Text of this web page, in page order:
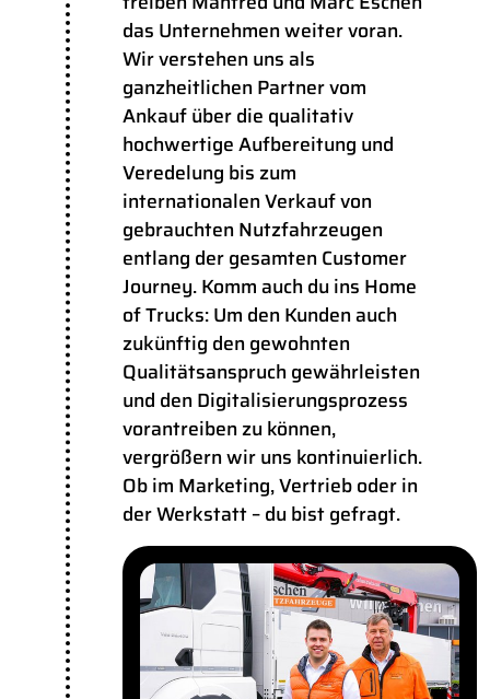
das Unternehmen weiter voran.
Wir verstehen uns als
ganzheitlichen Partner vom
Ankauf über die qualitativ
hochwertige Aufbereitung und
Veredelung bis zum
internationalen Verkauf von
gebrauchten Nutzfahrzeugen
entlang der gesamten Customer
Journey. Komm auch du ins Home
of Trucks: Um den Kunden auch
zukünftig den gewohnten
Qualitätsanspruch gewährleisten
und den Digitalisierungsprozess
vorantreiben zu können,
vergrößern wir uns kontinuierlich.
Ob im Marketing, Vertrieb oder in
der Werkstatt – du bist gefragt.